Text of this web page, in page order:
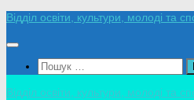
Skip
content
Відділ освіти, культури, молоді та
Пошук:
Відділ освіти, культури, молоді та